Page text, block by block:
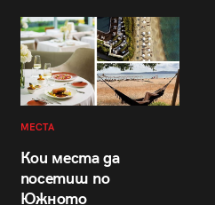
МЕСТА
Кои места да
посетиш по
Южното